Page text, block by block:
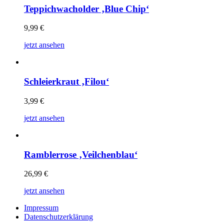
Teppichwacholder ‚Blue Chip‘
9,99 €
jetzt ansehen
Schleierkraut ‚Filou‘
3,99 €
jetzt ansehen
Ramblerrose ‚Veilchenblau‘
26,99 €
jetzt ansehen
Impressum
Datenschutzerklärung